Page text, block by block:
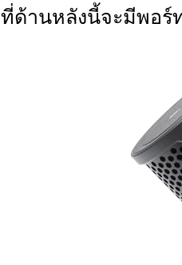
ที่ด้านหลังนี้จะมีพอร์